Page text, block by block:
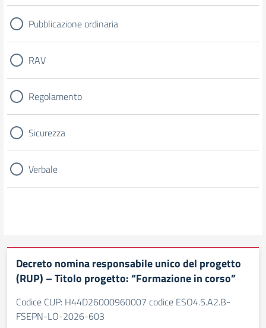
Pubblicazione ordinaria
RAV
Regolamento
Sicurezza
Verbale
Decreto nomina responsabile unico del progetto
(RUP) – Titolo progetto: “Formazione in corso”
Codice CUP: H44D26000960007 codice ESO4.5.A2.B-
FSEPN-LO-2026-603